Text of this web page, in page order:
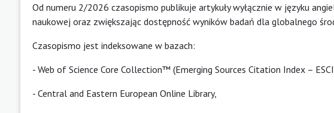
Od numeru 2/2026 czasopismo publikuje artykuły wyłącznie w języku
naukowej oraz zwiększając dostępność wyników badań dla globalnego
Czasopismo jest indeksowane w bazach:
- Web of Science Core Collection™ (Emerging Sources Citation Index –
- Central and Eastern European Online Library,